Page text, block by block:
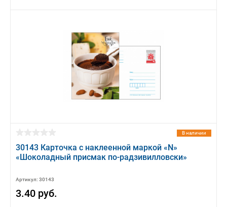
В наличии
30143 Карточка с наклеенной маркой «N»
«Шоколадный присмак по-радзивилловски»
Артикул: 30143
3.40 руб.